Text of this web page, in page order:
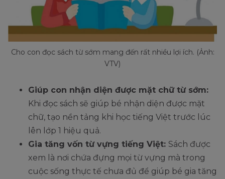
Cho con đọc sách từ sớm mang đến rất nhiều lợi ích. (Ảnh:
VTV)
Giúp con nhận diện được mặt chữ từ sớm:
Khi đọc sách sẽ giúp bé nhận diện được mặt
chữ, tạo nền tảng khi học tiếng Việt trước lúc
lên lớp 1 hiệu quả.
Gia tăng vốn từ vựng tiếng Việt: Sách được
xem là nơi chứa đựng mọi từ vựng mà trong
cuộc sống thực tế chưa đủ để giúp bé gia tăng